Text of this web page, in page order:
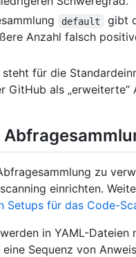
default gibt
Anzahl falsch
für die
GitHub als „erweiterte“
zu
einrichten.
Setups für das Code-
in YAML-Dateien
Sequenz von